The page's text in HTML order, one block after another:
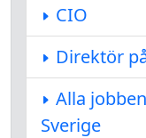
CIO
Direktör
Alla
Sverige